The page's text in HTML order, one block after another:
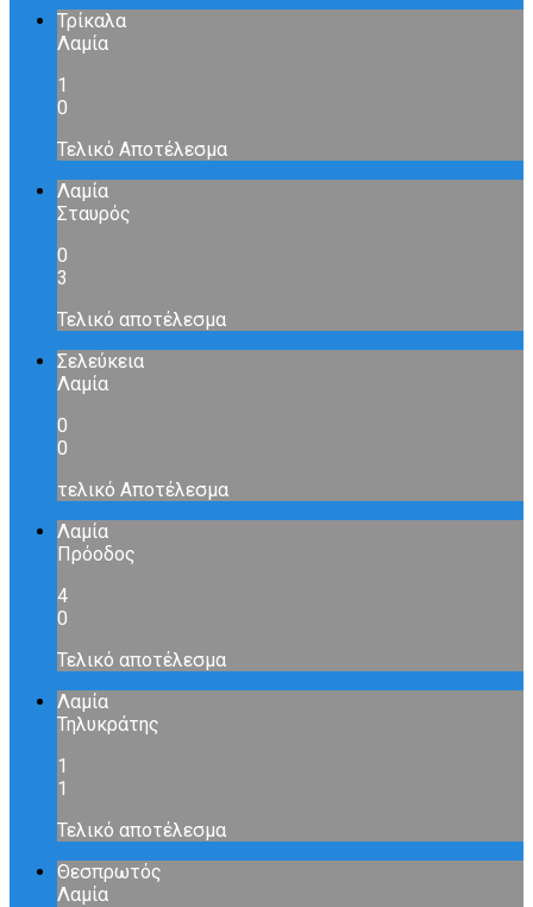
Τρίκαλα
Λαμία
1
0
Τελικό Αποτέλεσμα
Λαμία
Σταυρός
0
3
Τελικό αποτέλεσμα
Σελεύκεια
Λαμία
0
0
τελικό Αποτέλεσμα
Λαμία
Πρόοδος
4
0
Τελικό αποτέλεσμα
Λαμία
Τηλυκράτης
1
1
Τελικό αποτέλεσμα
Θεσπρωτός
Λαμία